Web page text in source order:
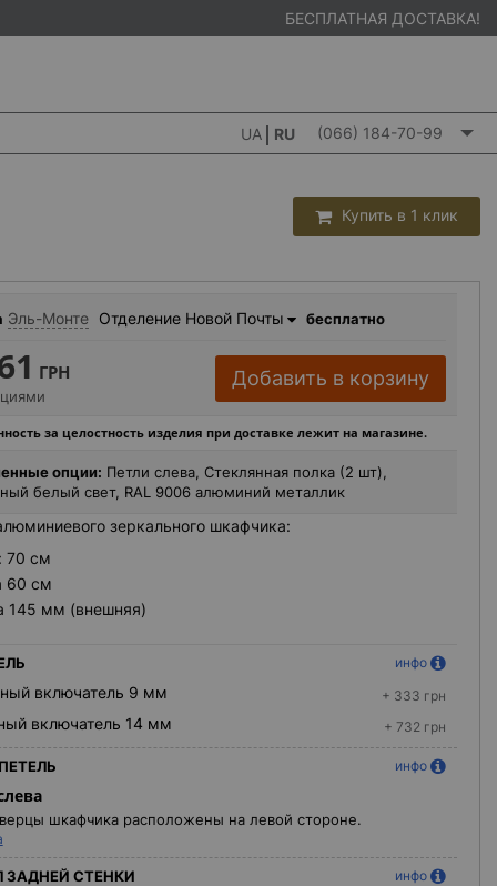
БЕСПЛАТНАЯ ДОСТАВКА!
UA RU (066) 184-70-99
Купить в 1 клик
Эль-Монте Отделение Новой Почты бесплатно
ГРН Добавить в корзину
за целостность изделия при доставке лежит на магазине.
опции: Петли слева, Стеклянная полка (2 шт),
белый свет, RAL 9006 алюминий металлик
зеркального шкафчика:
70 см
60 см
145 мм (внешняя)
инфо
включатель 9 мм + 333 грн
включатель 14 мм + 732 грн
инфо
шкафчика расположены на левой стороне.
ЗАДНЕЙ СТЕНКИ инфо